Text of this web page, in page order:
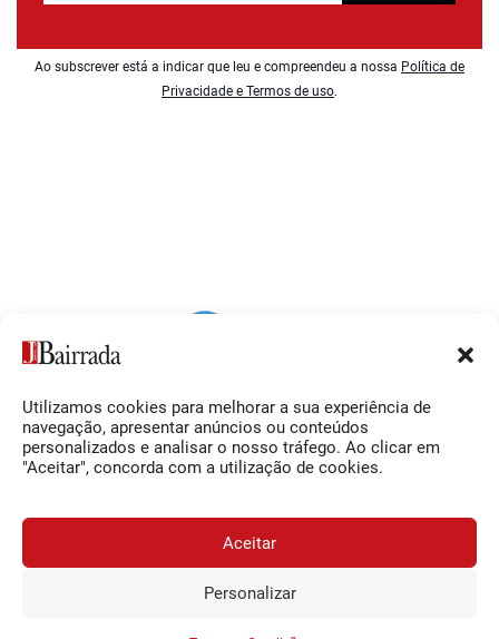
Utilizamos cookies para melhorar a sua experiência de
navegação, apresentar anúncios ou conteúdos
personalizados e analisar o nosso tráfego. Ao clicar em
"Aceitar", concorda com a utilização de cookies.
Aceitar
Personalizar
Ao subscrever está a indicar que leu e compreendeu a nossa Política de
Privacidade e Termos de uso.
Siga-nos
Facebook
O Jornal da Bairrada
Contactos
Termos e Condições